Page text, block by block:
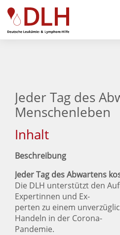
Zum Hauptinhalt springen
Jeder Tag des
Menschenleben
Inhalt
Beschreibung
Jeder Tag des Abwartens
Die DLH unterstützt den
Expertinnen und Ex-
perten zu einem
Handeln in der Corona-
Pandemie.